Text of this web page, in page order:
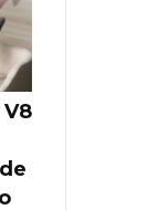
V8